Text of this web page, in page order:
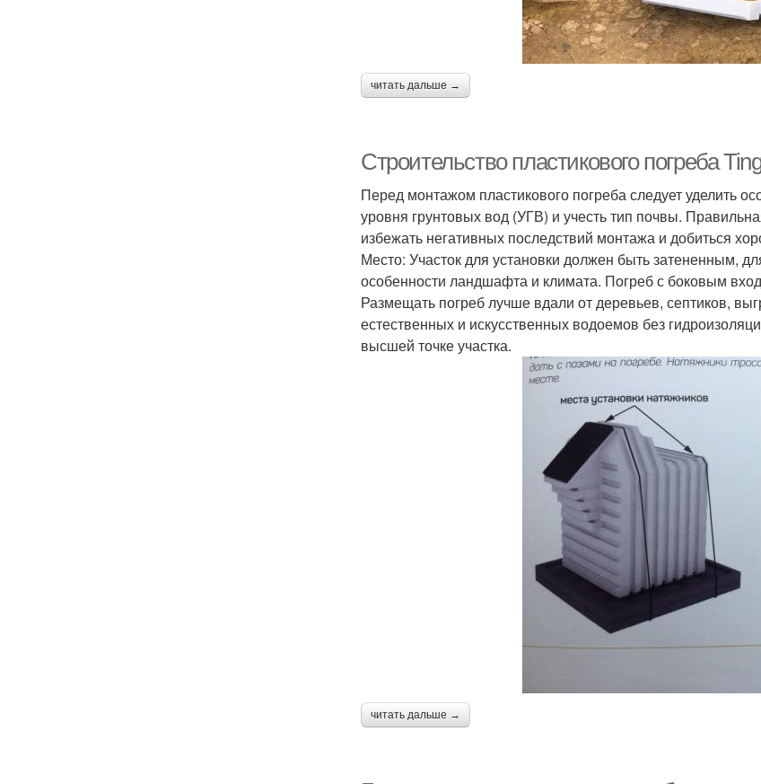
читать дальше →
Строительство пластикового погреба
Перед монтажом пластикового погреба следует уделить
уровня грунтовых вод (УГВ) и учесть тип почвы.
избежать негативных последствий монтажа и добиться
Место: Участок для установки должен быть затененным,
особенности ландшафта и климата. Погреб с боковым
Размещать погреб лучше вдали от деревьев, септиков,
естественных и искусственных водоемов без
высшей точке участка.
читать дальше →